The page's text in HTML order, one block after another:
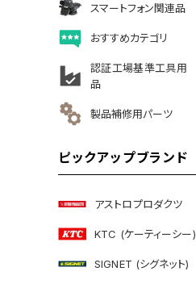
スマートフォン関連品
おすすめカテゴリ
認証工場基準工具用
品
製品補修用パーツ
ピックアップブランド
アストロプロダクツ
KTC (ケーティーシー)
SIGNET (シグネット)